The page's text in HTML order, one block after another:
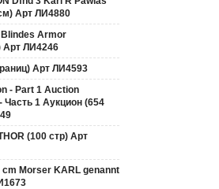
Арт ЛИ4880
Blindes Armor
Арт ЛИ4246
Арт ЛИ4593
- Part 1 Auction
Часть 1 Аукцион (654
(100 стр) Арт
Morser KARL genannt